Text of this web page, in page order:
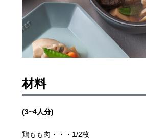
材料
(3~4人分)
鶏もも肉・・・1/2枚